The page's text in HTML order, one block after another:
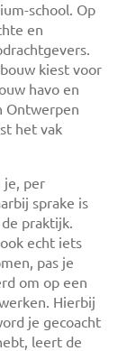
school. Op
en
kiest voor
havo en
Ontwerpen
het vak
je, per
sprake is
praktijk.
echt iets
pas je
om op een
Hierbij
je gecoacht
leert de